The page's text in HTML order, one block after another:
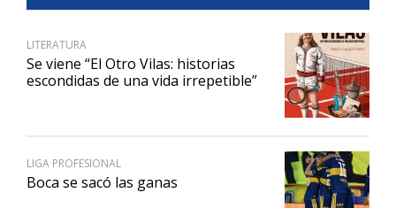
LITERATURA
Se viene “El Otro Vilas: historias
escondidas de una vida irrepetible”
LIGA PROFESIONAL
Boca se sacó las ganas